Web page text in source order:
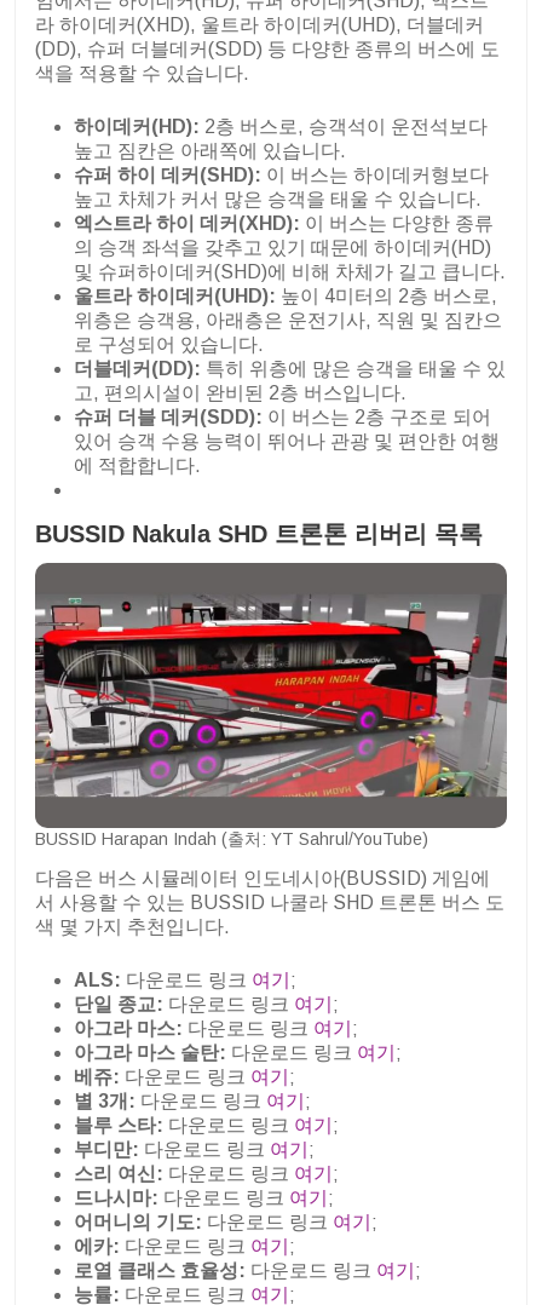
라 하이데커(XHD), 울트라 하이데커(UHD), 더블데커
(DD), 슈퍼 더블데커(SDD) 등 다양한 종류의 버스에 도
색을 적용할 수 있습니다.
하이데커(HD): 2층 버스로, 승객석이 운전석보다
높고 짐칸은 아래쪽에 있습니다.
슈퍼 하이 데커(SHD): 이 버스는 하이데커형보다
높고 차체가 커서 많은 승객을 태울 수 있습니다.
엑스트라 하이 데커(XHD): 이 버스는 다양한 종류
의 승객 좌석을 갖추고 있기 때문에 하이데커(HD)
및 슈퍼하이데커(SHD)에 비해 차체가 길고 큽니다.
울트라 하이데커(UHD): 높이 4미터의 2층 버스로,
위층은 승객용, 아래층은 운전기사, 직원 및 짐칸으
로 구성되어 있습니다.
더블데커(DD): 특히 위층에 많은 승객을 태울 수 있
고, 편의시설이 완비된 2층 버스입니다.
슈퍼 더블 데커(SDD): 이 버스는 2층 구조로 되어
있어 승객 수용 능력이 뛰어나 관광 및 편안한 여행
에 적합합니다.
BUSSID Nakula SHD 트론톤 리버리 목록
BUSSID Harapan Indah (출처: YT Sahrul/YouTube)
다음은 버스 시뮬레이터 인도네시아(BUSSID) 게임에
서 사용할 수 있는 BUSSID 나쿨라 SHD 트론톤 버스 도
색 몇 가지 추천입니다.
ALS: 다운로드 링크 여기 ;
단일 종교: 다운로드 링크 여기 ;
아그라 마스: 다운로드 링크 여기 ;
아그라 마스 술탄: 다운로드 링크 여기 ;
베쥬: 다운로드 링크 여기 ;
별 3개: 다운로드 링크 여기 ;
블루 스타: 다운로드 링크 여기 ;
부디만: 다운로드 링크 여기 ;
스리 여신: 다운로드 링크 여기 ;
드나시마: 다운로드 링크 여기 ;
어머니의 기도: 다운로드 링크 여기 ;
에카: 다운로드 링크 여기 ;
로열 클래스 효율성: 다운로드 링크 여기 ;
능률: 다운로드 링크 여기 ;